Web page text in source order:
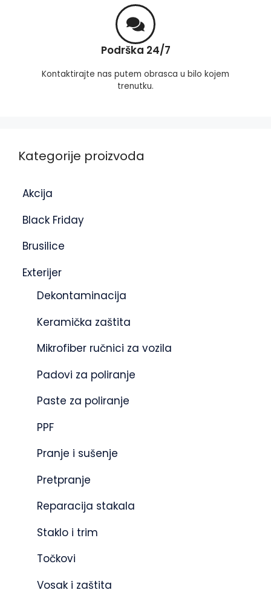
Podrška 24/7
Kontaktirajte nas putem obrasca u bilo kojem
trenutku.
Kategorije proizvoda
Akcija
Black Friday
Brusilice
Exterijer
Dekontaminacija
Keramička zaštita
Mikrofiber ručnici za vozila
Padovi za poliranje
Paste za poliranje
PPF
Pranje i sušenje
Pretpranje
Reparacija stakala
Staklo i trim
Točkovi
Vosak i zaštita